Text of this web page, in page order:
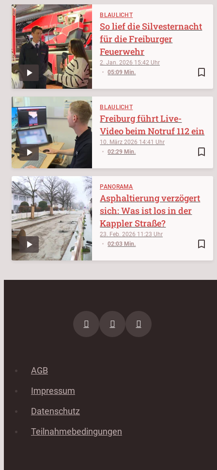
BLAULICHT
bookmark_border
2. Jan. 2026 15:42
05:09 Min.
So lief die Silvesternacht
für die Freiburger
Feuerwehr
BLAULICHT
bookmark_border
10. März 2026 14:41
02:29 Min.
Freiburg führt Live-
Video beim Notruf 112 ein
PANORAMA
bookmark_border
23. Feb. 2026 11:23
02:03 Min.
Asphaltierung verzögert
sich: Was ist los in der
Kappler Straße?
AGB
Impressum
Datenschutz
Teilnahmebedingungen